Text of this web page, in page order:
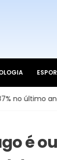
PMs
é